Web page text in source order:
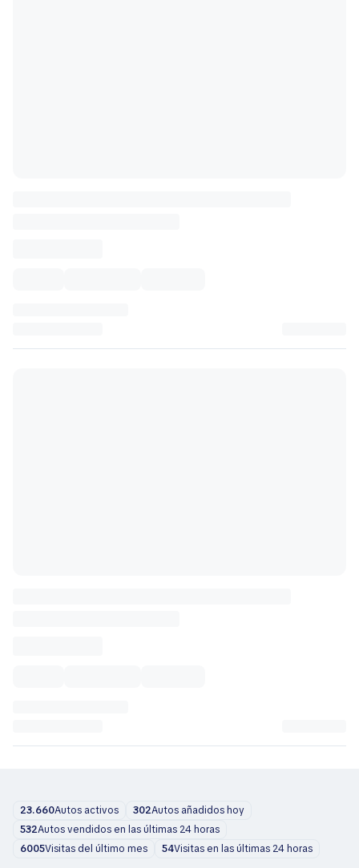
23.660Autos activos 302Autos añadidos hoy
532Autos vendidos en las últimas 24 horas
6005Visitas del último mes 54Visitas en las últimas 24 horas